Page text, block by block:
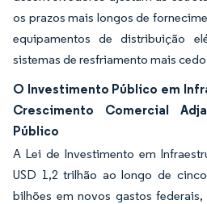
os prazos mais longos de
equipamentos de distribuição
sistemas de resfriamento mais
O Investimento Público em
Crescimento Comercial
Público
A Lei de Investimento em
USD 1,2 trilhão ao longo de
bilhões em novos gastos